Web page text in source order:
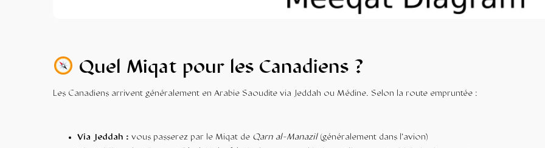
Quel Miqat pour les Canadiens ?
Les Canadiens arrivent généralement en Arabie Saoudite via Jeddah ou Médine. Selon la route empruntée :
Via Jeddah : vous passerez par le Miqat de Qarn al-Manazil(généralement dans l’avion)